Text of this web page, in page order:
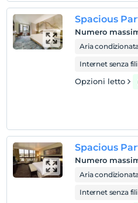
Numero
Aria
Internet senza fili
Opzioni letto
Numero
Aria
Internet senza fili